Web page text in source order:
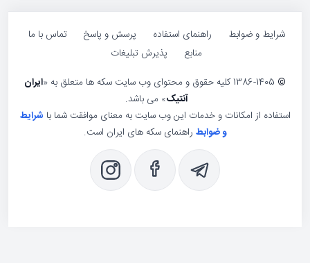
و ضوابط راهنمای استفاده پرسش و پاسخ
تماس با ما
پذیرش تبلیغات
ایران
» می باشد.
از امکانات و خدمات این وب سایت به معنای موافقت شما باشرایط
و ضوابطراهنمای سکه های ایران است.